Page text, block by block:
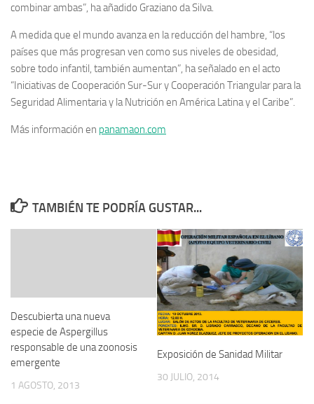
combinar ambas”, ha añadido Graziano da Silva.
A medida que el mundo avanza en la reducción del hambre, “los
países que más progresan ven como sus niveles de obesidad,
sobre todo infantil, también aumentan”, ha señalado en el acto
“Iniciativas de Cooperación Sur-Sur y Cooperación Triangular para la
Seguridad Alimentaria y la Nutrición en América Latina y el Caribe”.
Más información en panamaon.com
TAMBIÉN TE PODRÍA GUSTAR...
Descubierta una nueva
especie de Aspergillus
responsable de una zoonosis
emergente
1 AGOSTO, 2013
Exposición de Sanidad Militar
30 JULIO, 2014